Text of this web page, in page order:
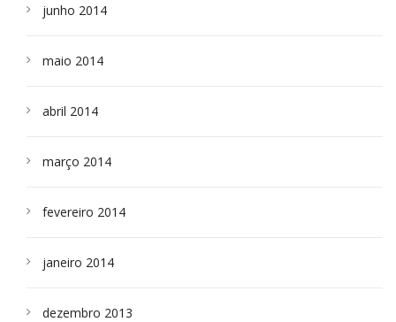
junho 2014
maio 2014
abril 2014
março 2014
fevereiro 2014
janeiro 2014
dezembro 2013